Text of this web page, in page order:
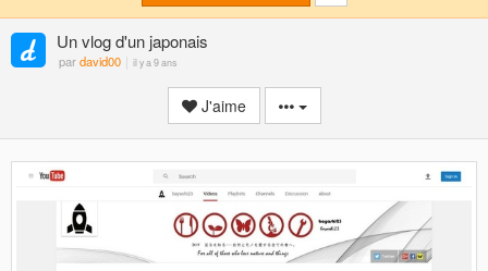
Un vlog d'un japonais
pardavid00 il y a 9 ans
J'aime